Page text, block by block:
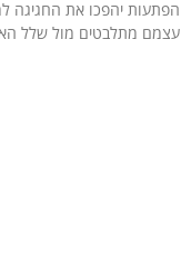
הפתעות יהפכו את החגיגה
עצמם מתלבטים מול שלל